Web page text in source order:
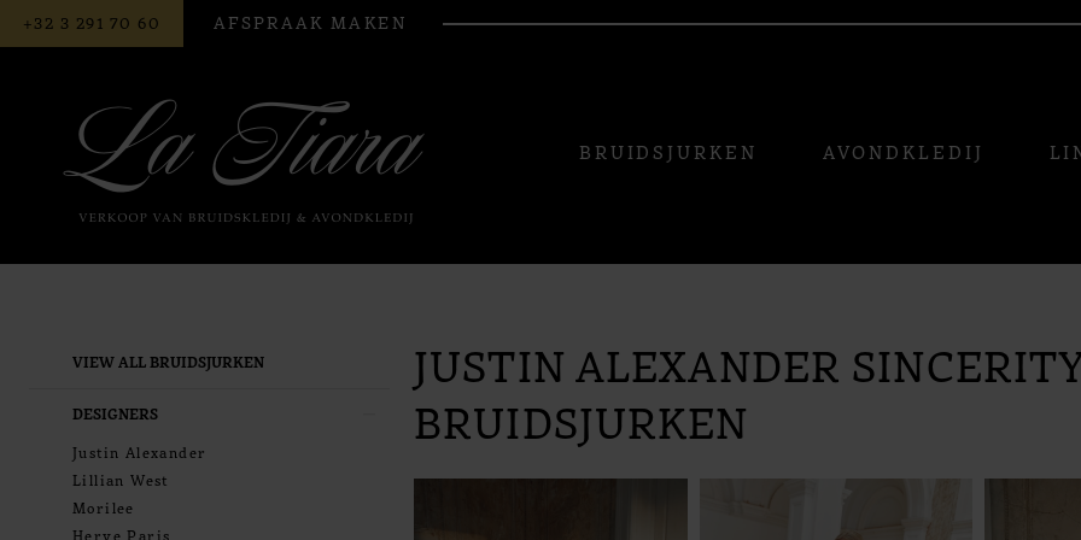
BEL
ONS
+32 3 291 70 60 AFSPRAAK MAKEN
BRUIDSJURKEN AVONDKLEDIJ
Filters
VIEW ALL BRUIDSJURKEN
DESIGNERS
Justin Alexander
Lillian West
Morilee
Herve Paris
JUSTIN ALEXANDER
BRUIDSJURKEN